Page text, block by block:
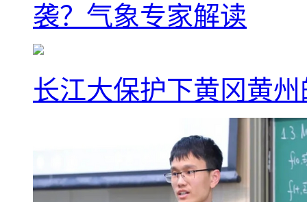
袭？气象专家解读
长江大保护下黄冈黄